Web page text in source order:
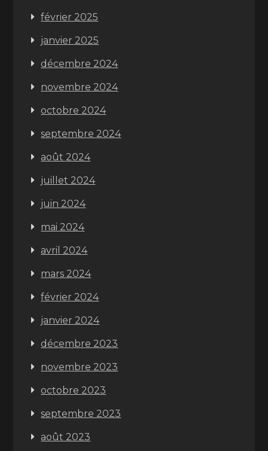
février 2025
janvier 2025
décembre 2024
novembre 2024
octobre 2024
septembre 2024
août 2024
juillet 2024
juin 2024
mai 2024
avril 2024
mars 2024
février 2024
janvier 2024
décembre 2023
novembre 2023
octobre 2023
septembre 2023
août 2023